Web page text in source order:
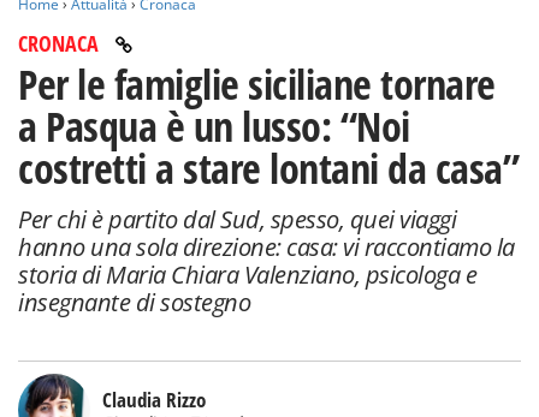
Home › Attualità › Cronaca
CRONACA
Per le famiglie siciliane tornare
a Pasqua è un lusso: “Noi
costretti a stare lontani da casa”
Per chi è partito dal Sud, spesso, quei viaggi
hanno una sola direzione: casa: vi raccontiamo la
storia di Maria Chiara Valenziano, psicologa e
insegnante di sostegno
Claudia Rizzo